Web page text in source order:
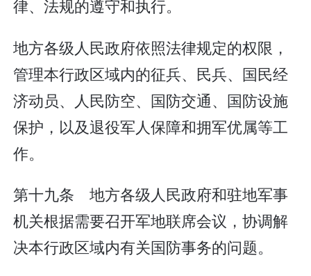
律、法规的遵守和执行。
地方各级人民政府依照法律规定的权限，
管理本行政区域内的征兵、民兵、国民经
济动员、人民防空、国防交通、国防设施
保护，以及退役军人保障和拥军优属等工
作。
第十九条 地方各级人民政府和驻地军事
机关根据需要召开军地联席会议，协调解
决本行政区域内有关国防事务的问题。